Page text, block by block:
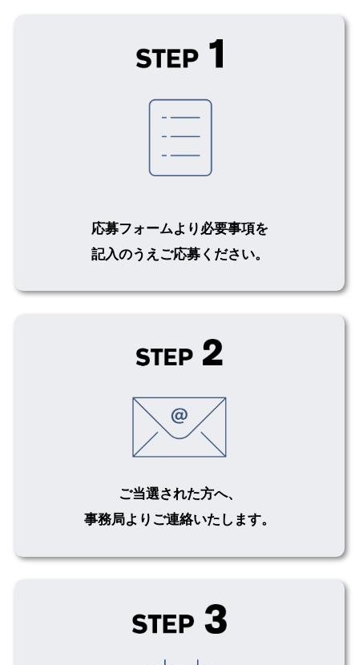
応募フォームより必要事項を
記入のうえご応募ください。
ご当選された方へ、
事務局よりご連絡いたします。